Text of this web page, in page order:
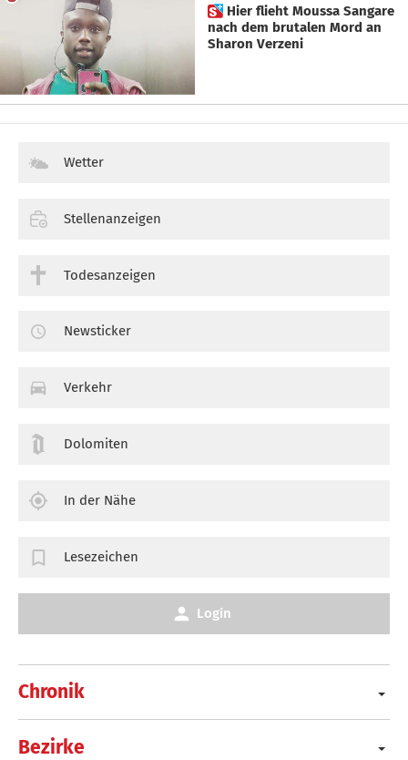
 Hier flieht Moussa Sangare
nach dem brutalen Mord an
Sharon Verzeni
Chronik
Bezirke
Wetter
Stellenanzeigen
Todesanzeigen
Newsticker
Verkehr
Dolomiten
In der Nähe
Lesezeichen
Login